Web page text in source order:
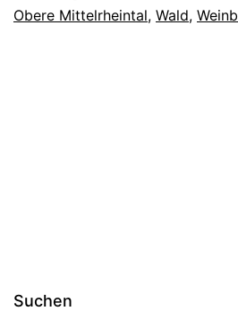
Obere Mittelrheintal, Wald,
Suchen